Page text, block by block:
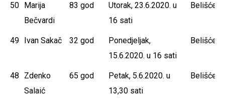
50 Marija
Bečvardi
83 god
Utorak, 23.6.2020. u
16 sati
Belišće
49 Ivan Sakač 32 god
Ponedjeljak,
15.6.2020. u 16 sati
Belišće
48
Zdenko
Salaić
65 god
Petak, 5.6.2020. u
13,30 sati
Belišće